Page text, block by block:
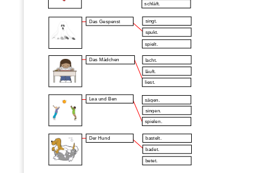
schläft.
spukt.
Das Gespenst singt.
spielt.
läuft.
Das Mädchen lacht.
liest.
sägen.
Lea und Ben
singen.
spielen.
badet.
Der Hund bastelt.
betet.